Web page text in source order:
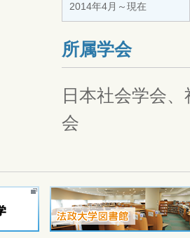
2014年4月～現在
所属学会
日本社会学会
会